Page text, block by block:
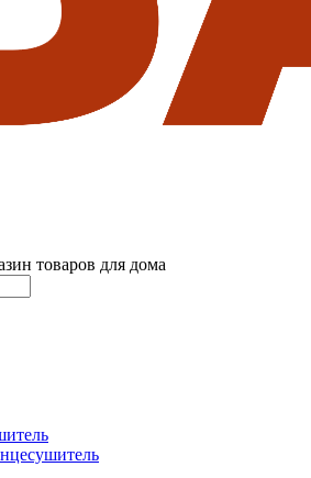
товаров для дома